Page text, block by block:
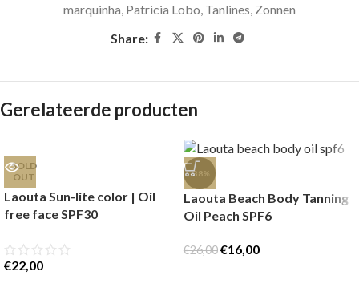
marquinha, Patricia Lobo, Tanlines, Zonnen
Share:
Gerelateerde producten
SOLD
OUT
Laouta Sun-lite color | Oil
free face SPF30
€22,00
-38%
Laouta Beach Body Tanning
Oil Peach SPF6
€26,00€16,00